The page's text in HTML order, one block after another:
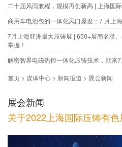
二十届风雨兼程，规模再创新高 | 上海国
商用车电池包的一体化风口爆发：7 月上
7月上海亚洲最大压铸展 | 650+展商名录
掌握！
解密智界电磁热控一体化压铸技术，就来
首页 > 媒体中心 > 新闻报道 > 展会新闻
展会新闻
关于2022上海国际压铸有